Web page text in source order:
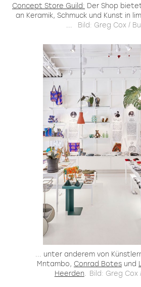
Concept Store Guild: Der Shop
an Keramik, Schmuck und Kunst in
...
Bild: Greg Cox /
... unter anderem von
Mntambo, Conrad Botes und
Heerden. Bild: Greg Cox